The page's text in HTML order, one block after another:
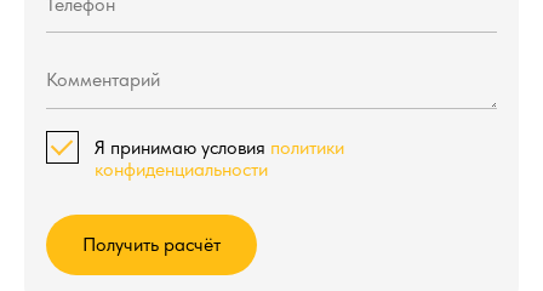
Я принимаю условия политики
конфиденциальности
Получить расчёт